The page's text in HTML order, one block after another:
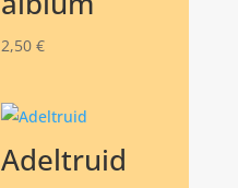
2,50 €
Adeltruid